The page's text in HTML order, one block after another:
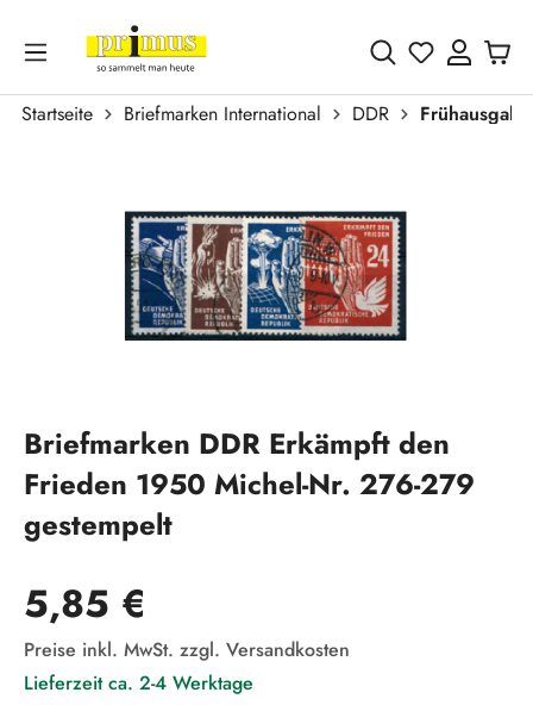
Zum Hauptinhalt springen
Du hast 0
Startseite Briefmarken International DDR
Briefmarken DDR Erkämpft den
Frieden 1950 Michel-Nr. 276-279
gestempelt
Regulärer Preis:
5,85 €
Preise inkl. MwSt. zzgl. Versandkosten
Lieferzeit ca. 2-4 Werktage